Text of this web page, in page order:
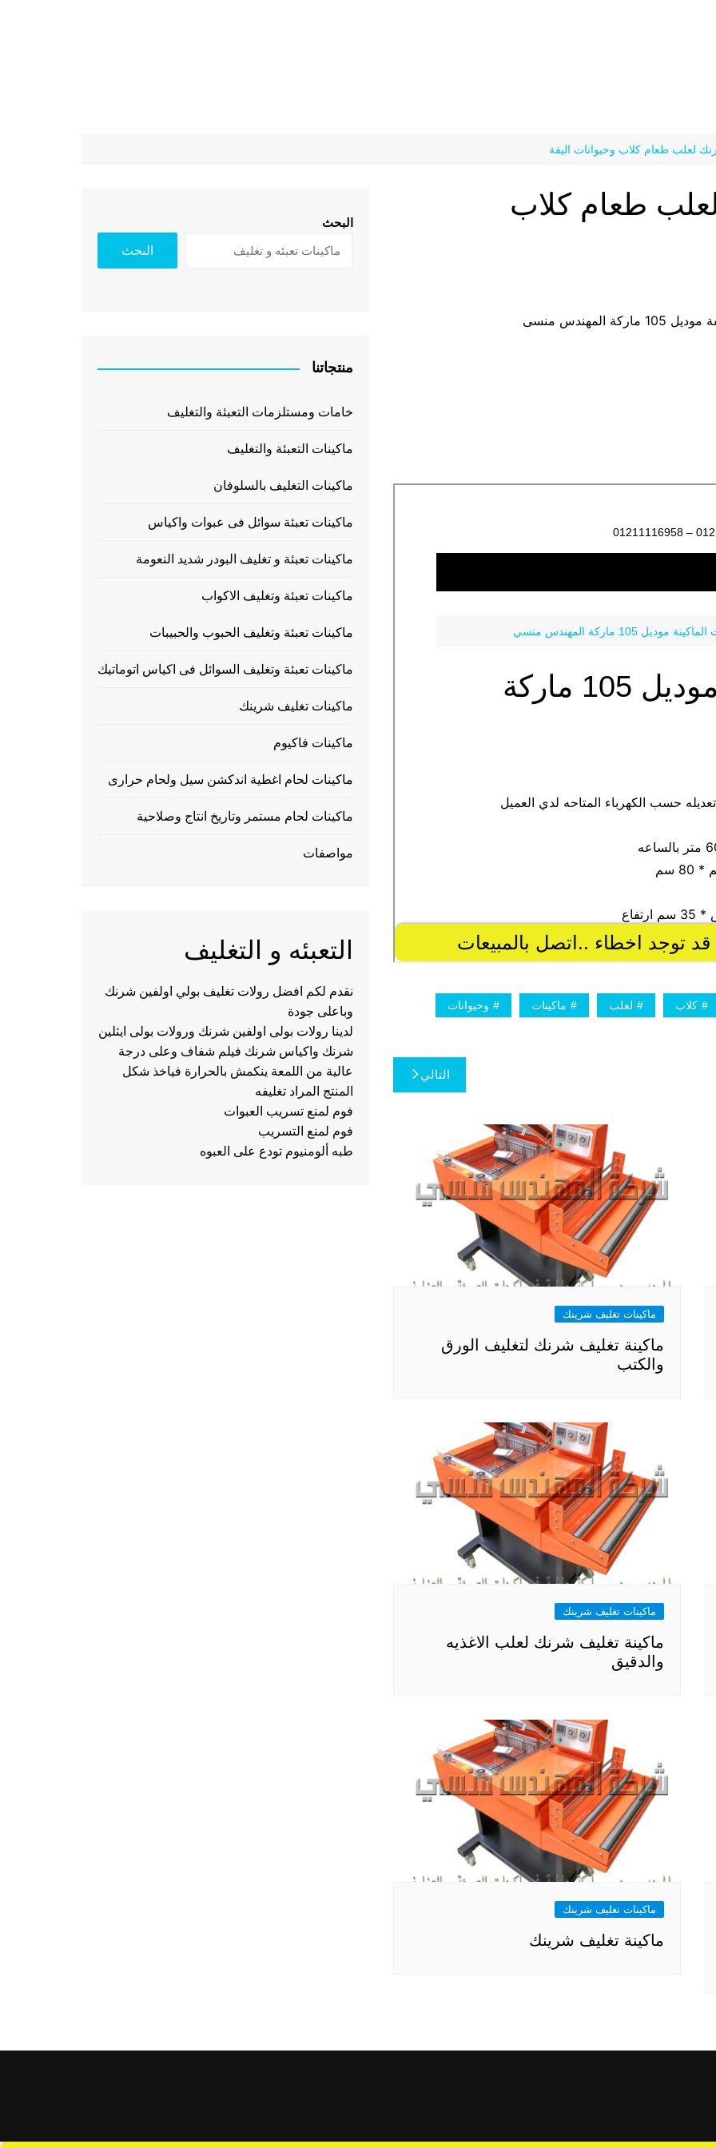
لعلب طعام كلاب وحيوانات اليفة
طعام كلاب
منسى
كلاب لعلب ماكينات وحيوانات
التالي
ماكينات تغليف شرينك
ماكينة تغليف شرنك لتغليف الورق
والكتب
ماكينات تغليف شرينك
ماكينة تغليف شرنك لعلب الاغذيه
والدقيق
ماكينات تغليف شرينك
ماكينة تغليف شرينك
البحث
البحث
منتجاتنا
خامات ومستلزمات التعبئة والتغليف
ماكينات التعبئة والتغليف
ماكينات التغليف بالسلوفان
ماكينات تعبئة سوائل فى عبوات واكياس
ماكينات تعبئة و تغليف البودر شديد النعومة
ماكينات تعبئة وتغليف الاكواب
ماكينات تعبئة وتغليف الحبوب والحبيبات
ماكينات تعبئة وتغليف السوائل فى اكياس اتوماتيك
ماكينات تغليف شرينك
ماكينات فاكيوم
ماكينات لحام اغطية اندكشن سيل ولحام حرارى
ماكينات لحام مستمر وتاريخ انتاج وصلاحية
مواصفات
التعبئه و التغليف
نقدم لكم افضل رولات تغليف بولي اولفين شرنك
وباعلى جودة
لدينا رولات بولى اولفين شرنك ورولات بولى ايثلين
شرنك واكياس شرنك فيلم شفاف وعلى درجة
عالية من اللمعة ينكمش بالحرارة فياخذ شكل
المنتج المراد تغليفه
فوم لمنع تسريب العبوات
فوم لمنع التسريب
طبه ألومنيوم تودع على العبوه